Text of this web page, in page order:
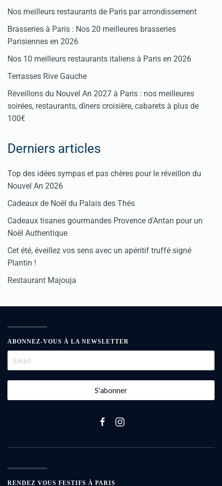
Nos meilleurs restaurants de Paris par arrondissement
Brasseries à Paris : Nos 20 meilleures brasseries
Parisiennes en 2026
Nos 10 meilleurs restaurants italiens à Paris en 2026
Terrasses Rive Gauche
Réveillons du Nouvel An 2027 à Paris : nos meilleures
soirées, restaurants, dîners croisière, cabarets à plus de
100€
Derniers articles
Top des idées sympas et pas chères pour le réveillon du
Nouvel An 2026
Cadeaux de Noël du Palais des Thés
Cadeaux tisanes gourmandes Provence d'Antan pour un
Noël Authentique
Cet été, éveillez vos sens avec un apéritif truffé signé
Plantin !
Restaurant Majouja
ABONNEZ-VOUS À LA NEWSLETTER
S'abonner
RENDEZ VOUS FESTIFS À PARIS